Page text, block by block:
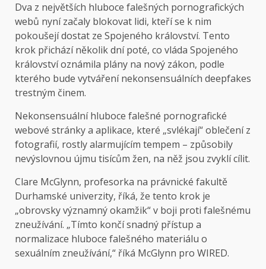
Dva z největších hluboce falešných pornografických
webů nyní začaly blokovat lidi, kteří se k nim
pokoušejí dostat ze Spojeného království. Tento
krok přichází několik dní poté, co vláda Spojeného
království oznámila plány na nový zákon, podle
kterého bude vytváření nekonsensuálních deepfakes
trestným činem.
Nekonsensuální hluboce falešné pornografické
webové stránky a aplikace, které „svlékají“ oblečení z
fotografií, rostly alarmujícím tempem – způsobily
nevýslovnou újmu tisícům žen, na něž jsou zvyklí cílit.
Clare McGlynn, profesorka na právnické fakultě
Durhamské univerzity, říká, že tento krok je
„obrovsky významný okamžik“ v boji proti falešnému
zneužívání. „Tímto končí snadný přístup a
normalizace hluboce falešného materiálu o
sexuálním zneužívání,“ říká McGlynn pro WIRED.